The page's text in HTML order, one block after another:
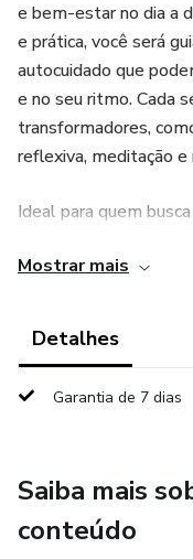
e bem-estar no dia a
e prática, você será
autocuidado que
e no seu ritmo. Cada
transformadores,
reflexiva, meditação
Ideal para quem
carinho e iniciar uma
Indicado para:
no autocuidado,
Mostrar mais
Detalhes
Garantia de 7 dias
Saiba mais
conteúdo